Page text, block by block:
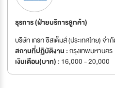
ธุรการ (ฝ่ายบริการลูกค้า)
บริษัท เกรท ซิสเต็มส์ (ประเทศไทย) จำ
สถานที่ปฏิบัติงาน :กรุงเทพมหานคร
เงินเดือน(บาท) : 16,000 - 20,000